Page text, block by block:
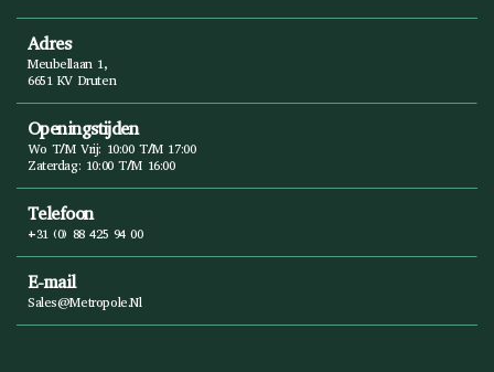
Adres
Meubellaan 1,
6651 KV Druten
Openingstijden
Wo T/m Vrij: 10:00 T/m 17:00
Zaterdag: 10:00 T/m 16:00
Telefoon
+31 (0) 88 425 94 00
E-mail
Sales@metropole.nl